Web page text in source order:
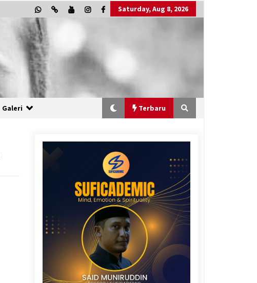
Saturday, Aug 8, 2026
Galeri Terbaru
“One Piece”, Cara Barat Mengejar
2 months ago
“Allahukrasi”: The Power of
Management!
3 months ago
Said Muniruddin Latih Mental dan
Spiritual 80 Siswa YPHC
3 months ago